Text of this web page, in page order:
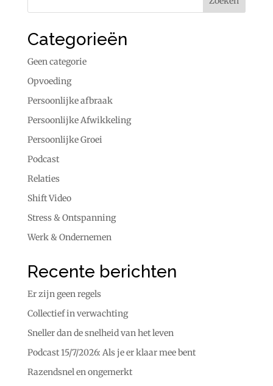
Categorieën
Geen categorie
Opvoeding
Persoonlijke afbraak
Persoonlijke Afwikkeling
Persoonlijke Groei
Podcast
Relaties
Shift Video
Stress & Ontspanning
Werk & Ondernemen
Recente berichten
Er zijn geen regels
Collectief in verwachting
Sneller dan de snelheid van het leven
Podcast 15/7/2026: Als je er klaar mee bent
Razendsnel en ongemerkt